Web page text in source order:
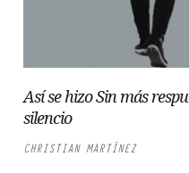
Así se hizo Sin más
silencio
CHRISTIAN MARTÍNEZ